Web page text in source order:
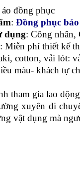
áo đồng phục
: Đồng phục
: Công
: Miễn phí thiết kế
cotton, vải lót:
màu- khách tự
gia lao động
xuyên di
vật dụng mà